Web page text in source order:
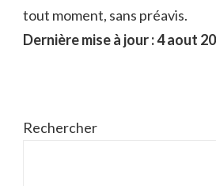
tout moment, sans préavis.
Dernière mise à jour : 4 aout
Rechercher